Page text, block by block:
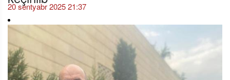
20 sentyabr 2025 21:37